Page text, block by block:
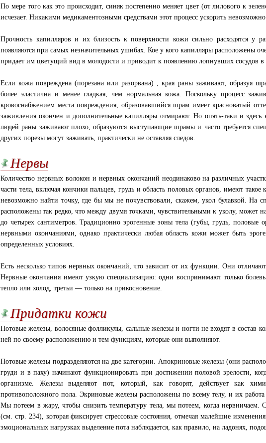
По мере того как это происходит, синяк постепенно меняет цвет (от лилового к
исчезает. Никакими медикаментозными средствами этот процесс ускорить
Прочность капилляров и их близость к поверхности кожи сильно расходятся у
появляются при самых незначительных ушибах. Кое у кого капилляры расположены
придает им цветущий вид в молодости и приводит к появлению лопнувших сосудов в
Если кожа повреждена (порезана или разорвана) , края раны заживают, образуя
более эластична и менее гладкая, чем нормальная кожа. Поскольку процесс
кровоснабжением места повреждения, образовавшийся шрам имеет красноватый
заживления окончен и дополнительные капилляры отмирают. Но опять-таки и
людей раны заживают плохо, образуются выступающие шрамы и часто требуется
других порезы могут заживать, практически не оставляя следов.
Нервы
Количество нервных волокон и нервных окончаний неодинаково на различных
части тела, включая кончики пальцев, грудь и область половых органов, имеют такое
невозможно найти точку, где бы мы не почувствовали, скажем, укол булавкой. На
расположены так редко, что между двумя точками, чувствительными к уколу, может
до четырех сантиметров. Традиционно эрогенные зоны тела (губы, грудь, половые
нервными окончаниями, однако практически любая область кожи может быть
определенных условиях.
Есть несколько типов нервных окончаний, что зависит от их функции. Они
Нервные окончания имеют узкую специализацию: одни воспринимают только
тепло или холод, третьи — только на прикосновение.
Придатки кожи
Потовые железы, волосяные фолликулы, сальные железы и ногти не входят в состав
ней по своему расположению и тем функциям, которые они выполняют.
Потовые железы подразделяются на две категории. Апокриновые железы (они
груди и в паху) начинают функционировать при достижении половой зрелости,
организме. Железы выделяют пот, который, как говорят, действует как
противоположного пола. Экриновые железы расположены по всему телу, и их работа
Мы потеем в жару, чтобы снизить температуру тела, мы потеем, когда нервничаем.
(см. стр. 234), которая фиксирует стрессовые состояния, отмечая малейшие
эмоциональных нагрузках выделение пота наблюдается, как правило, на ладонях,